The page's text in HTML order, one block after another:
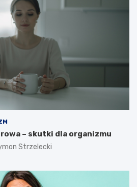
– skutki dla organizmu
Strzelecki